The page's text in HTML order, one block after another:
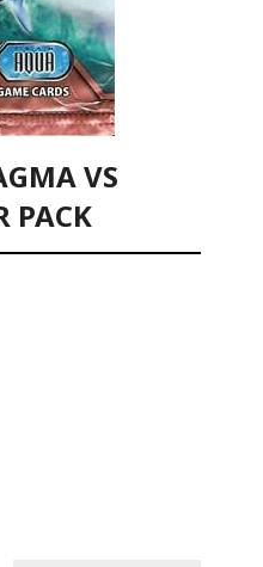
VS
PACK